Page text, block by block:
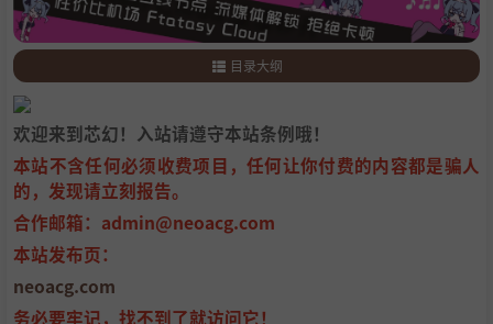
目录大纲
1
2.压缩分类【本章的重头戏】
4.结尾
欢迎来到芯幻！入站请遵守本站条例哦！
本站不含任何必须收费项目，任何让你付费的内容都是骗人
的，发现请立刻报告。
合作邮箱：admin@neoacg.com
本站发布页：
neoacg.com
务必要牢记，找不到了就访问它！